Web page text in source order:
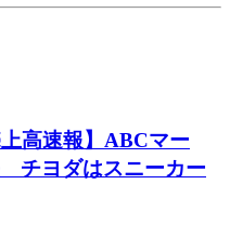
高速報】ABCマー
チヨダはスニーカー